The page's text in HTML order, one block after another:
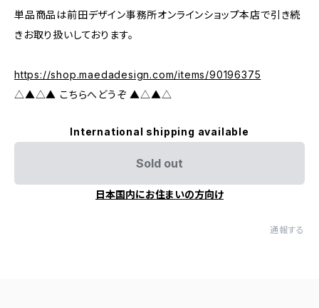
単品商品は前田デザイン事務所オンラインショップ本店で引き続
きお取り扱いしております。
https://shop.maedadesign.com/items/90196375
△▲△▲ こちらへどうぞ ▲△▲△
International shipping available
Sold out
日本国内にお住まいの方向け
通報する